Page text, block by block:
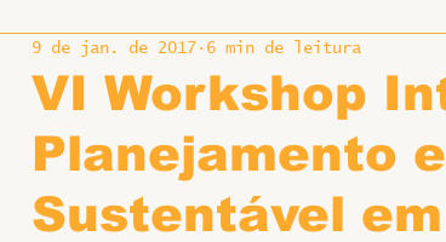
Jurídicos e Relação de Tra Fala SINTET-UFU
Efetivos Documentos
VI Workshop
Planejamento
Sustentável
9 de jan. de 2017 6 min de leitura